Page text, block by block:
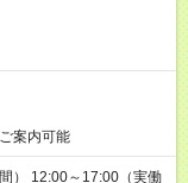
案内可能
） 12:00～17:00（実働